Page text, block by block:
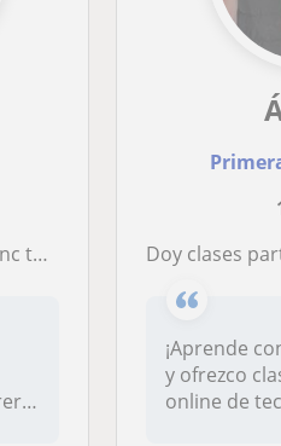
Doy clases
¡Aprende
y ofrezco
online de